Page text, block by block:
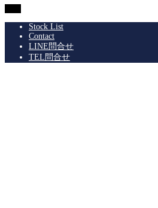
Stock List
Contact
LINE問合せ
TEL問合せ